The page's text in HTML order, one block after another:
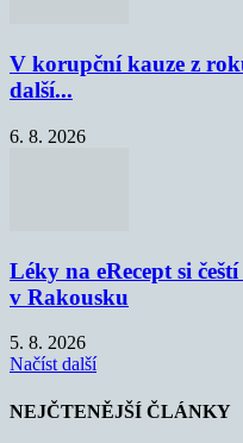
V korupční kauze z
další...
6. 8. 2026
Léky na eRecept si
v Rakousku
5. 8. 2026
Načíst další
NEJČTENĚJŠÍ ČLÁNKY